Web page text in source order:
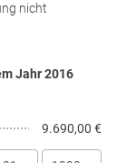
nicht
Jahr2016
9.690,00 €